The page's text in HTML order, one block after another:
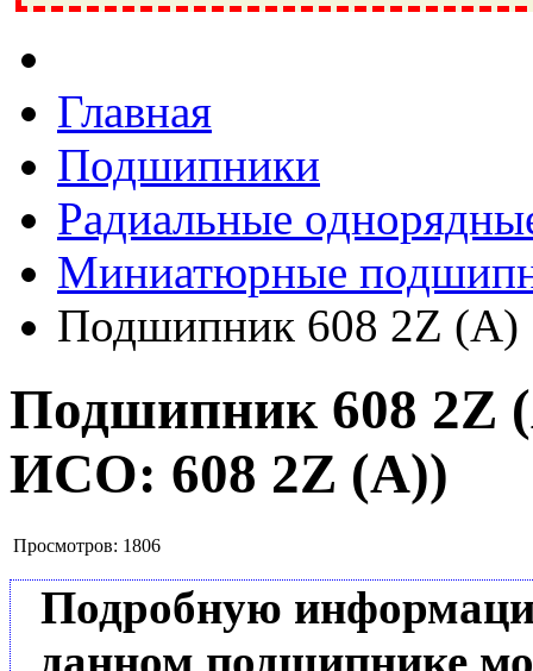
Ивантеевка, подшипники, пневматика, метизы, техника,
Главная
Подшипники
Радиальные
Миниатюрные
Подшипник 608 2Z (А)
Подшипник 608 2Z
ИСО: 608 2Z (А))
Просмотров: 1806
Подробную
данном подшипнике